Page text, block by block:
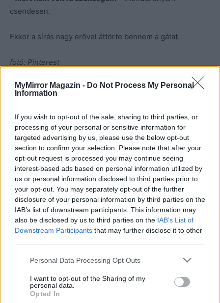
MyMirror Magazin - Do Not Process My Personal
Information
If you wish to opt-out of the sale, sharing to third parties, or
processing of your personal or sensitive information for
targeted advertising by us, please use the below opt-out
section to confirm your selection. Please note that after your
opt-out request is processed you may continue seeing
interest-based ads based on personal information utilized by
us or personal information disclosed to third parties prior to
your opt-out. You may separately opt-out of the further
disclosure of your personal information by third parties on the
IAB’s list of downstream participants. This information may
also be disclosed by us to third parties on the IAB’s List of
Downstream Participants that may further disclose it to other
Personal Data Processing Opt Outs
I want to opt-out of the Sharing of my
personal data.
Opted In
csendesen.
Ekkor a sírás nagy erővel áttörte bennem a gátat.
fotó: Pinterest
Imre Hilda
Oktatás és nevelés területén dolgozom, de minden